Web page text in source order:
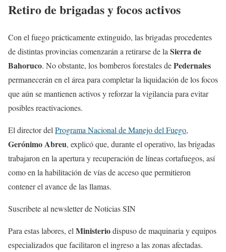
Retiro de brigadas y focos activos
Con el fuego prácticamente extinguido, las brigadas procedentes
de distintas provincias comenzarán a retirarse de la Sierra de
Bahoruco. No obstante, los bomberos forestales dePedernales
permanecerán en el área para completar la liquidación de los focos
que aún se mantienen activos y reforzar la vigilancia para evitar
posibles reactivaciones.
El director del Programa Nacional de Manejo del Fuego,
Gerónimo Abreu, explicó que, durante el operativo, las brigadas
trabajaron en la apertura y recuperación de líneas cortafuegos, así
como en la habilitación de vías de acceso que permitieron
contener el avance de las llamas.
Suscribete al newsletter de Noticias SIN
Para estas labores, el Ministeriodispuso de maquinaria y equipos
especializados que facilitaron el ingreso a las zonas afectadas.